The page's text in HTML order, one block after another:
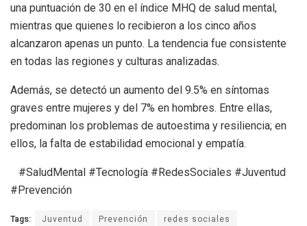
una puntuación de 30 en el índice MHQ de salud mental,
mientras que quienes lo recibieron a los cinco años
alcanzaron apenas un punto. La tendencia fue consistente
en todas las regiones y culturas analizadas.
Además, se detectó un aumento del 9.5% en síntomas
graves entre mujeres y del 7% en hombres. Entre ellas,
predominan los problemas de autoestima y resiliencia; en
ellos, la falta de estabilidad emocional y empatía.
#SaludMental #Tecnología #RedesSociales #Juventud
#Prevención
Tags: Juventud Prevención
redes sociales